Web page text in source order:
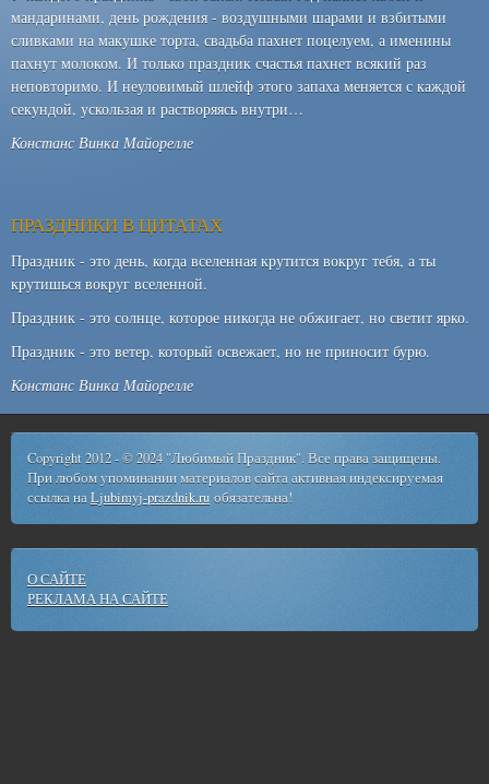
мандаринами, день рождения - воздушными шарами и взбитыми
сливками на макушке торта, свадьба пахнет поцелуем, а именины
пахнут молоком. И только праздник счастья пахнет всякий раз
неповторимо. И неуловимый шлейф этого запаха меняется с каждой
секундой, ускользая и растворяясь внутри…
Констанс Винка Майорелле
ПРАЗДНИКИ В ЦИТАТАХ
Праздник - это день, когда вселенная крутится вокруг тебя, а ты
крутишься вокруг вселенной.
Праздник - это солнце, которое никогда не обжигает, но светит ярко.
Праздник - это ветер, который освежает, но не приносит бурю.
Констанс Винка Майорелле
Copyright 2012 - © 2024 "Любимый Праздник". Все права защищены.
При любом упоминании материалов сайта активная индексируемая
ссылка наLjubimyj-prazdnik.ru обязательна!
О САЙТЕ
РЕКЛАМА НА САЙТЕ